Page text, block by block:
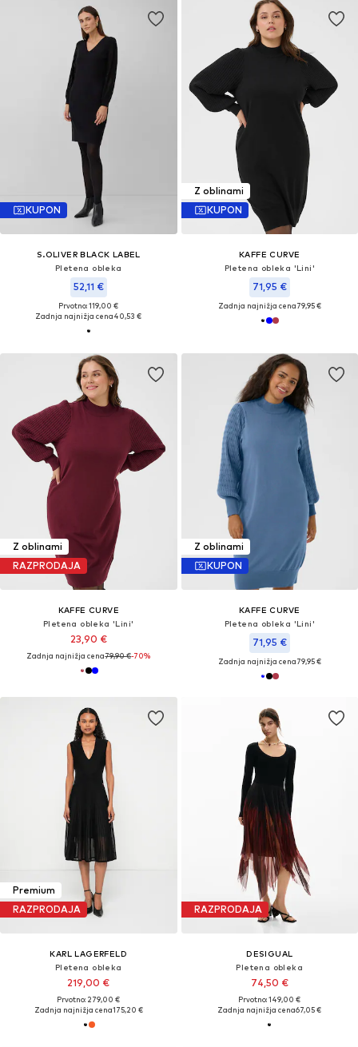
KUPON
S.OLIVER BLACK LABEL
Pletena obleka
52,11 €
Prvotno: 119,00 €
Zadnja najnižja cena40,53 €
Z oblinami
KUPON
KAFFE CURVE
Pletena obleka 'Lini'
71,95 €
Zadnja najnižja cena79,95 €
Z oblinami
RAZPRODAJA
KAFFE CURVE
Pletena obleka 'Lini'
23,90 €
Zadnja najnižja cena79,90 €-70%
Z oblinami
KUPON
KAFFE CURVE
Pletena obleka 'Lini'
71,95 €
Zadnja najnižja cena79,95 €
Premium
RAZPRODAJA
KARL LAGERFELD
Pletena obleka
219,00 €
Prvotno: 279,00 €
Zadnja najnižja cena175,20 €
RAZPRODAJA
DESIGUAL
Pletena obleka
74,50 €
Prvotno: 149,00 €
Zadnja najnižja cena67,05 €